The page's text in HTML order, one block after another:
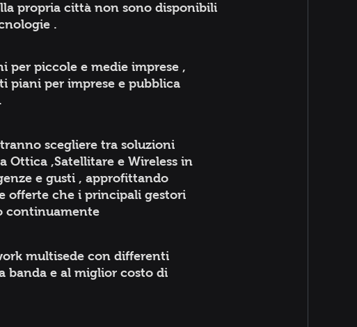
propria città non sono disponibili
.
per piccole e medie imprese ,
piani per imprese e pubblica
scegliere tra soluzioni
Ottica ,Satellitare e Wireless in
e gusti , approfittando
offerte che i principali gestori
continuamente
multisede con differenti
banda e al miglior costo di